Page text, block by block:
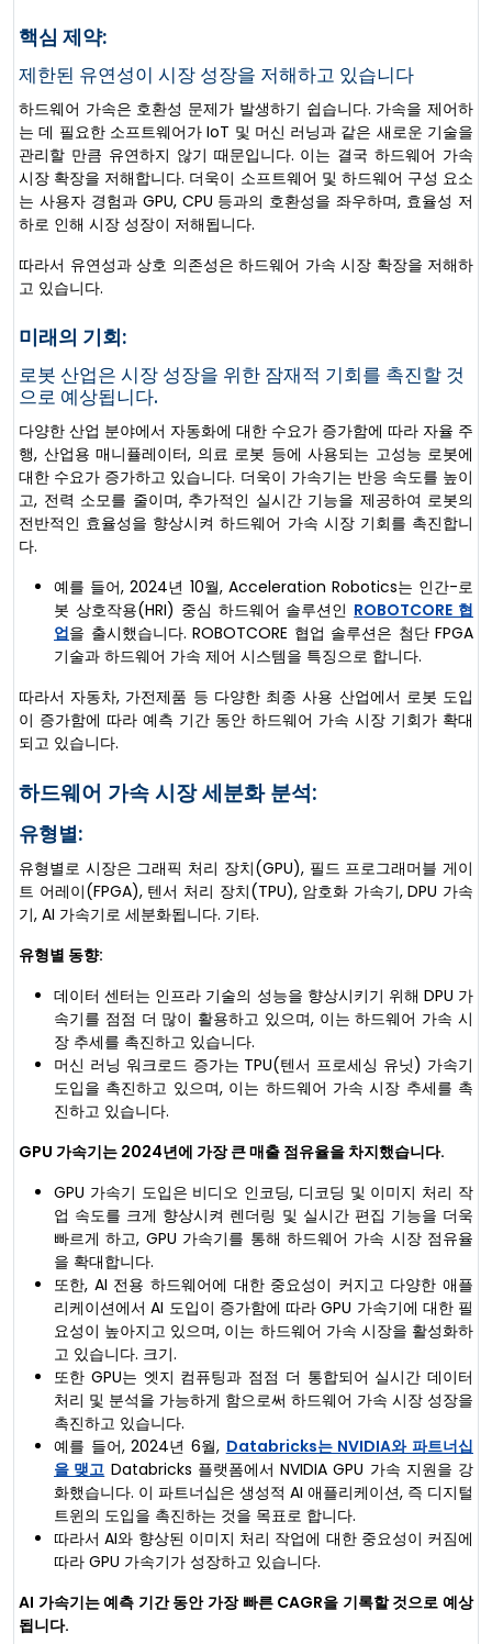
핵심 제약:
제한된 유연성이 시장 성장을 저해하고 있습니다
하드웨어 가속은 호환성 문제가 발생하기 쉽습니다. 가속을 제어하
는 ​​데 필요한 소프트웨어가 IoT 및 머신 러닝과 같은 새로운 기술을
관리할 만큼 유연하지 않기 때문입니다. 이는 결국 하드웨어 가속
시장 확장을 저해합니다. 더욱이 소프트웨어 및 하드웨어 구성 요소
는 사용자 경험과 GPU, CPU 등과의 호환성을 좌우하며, 효율성 저
하로 인해 시장 성장이 저해됩니다.
따라서 유연성과 상호 의존성은 하드웨어 가속 시장 확장을 저해하
고 있습니다.
미래의 기회:
로봇 산업은 시장 성장을 위한 잠재적 기회를 촉진할 것
으로 예상됩니다.
다양한 산업 분야에서 자동화에 대한 수요가 증가함에 따라 자율 주
행, 산업용 매니퓰레이터, 의료 로봇 등에 사용되는 고성능 로봇에
대한 수요가 증가하고 있습니다. 더욱이 가속기는 반응 속도를 높이
고, 전력 소모를 줄이며, 추가적인 실시간 기능을 제공하여 로봇의
전반적인 효율성을 향상시켜 하드웨어 가속 시장 기회를 촉진합니
다.
예를 들어, 2024년 10월, Acceleration Robotics는 인간-로
봇 상호작용(HRI) 중심 하드웨어 솔루션인 ROBOTCORE 협
업을 출시했습니다. ROBOTCORE 협업 솔루션은 첨단 FPGA
기술과 하드웨어 가속 제어 시스템을 특징으로 합니다.
따라서 자동차, 가전제품 등 다양한 최종 사용 산업에서 로봇 도입
이 증가함에 따라 예측 기간 동안 하드웨어 가속 시장 기회가 확대
되고 있습니다.
하드웨어 가속 시장 세분화 분석:
유형별:
유형별로 시장은 그래픽 처리 장치(GPU), 필드 프로그래머블 게이
트 어레이(FPGA), 텐서 처리 장치(TPU), 암호화 가속기, DPU 가속
기, AI 가속기로 세분화됩니다. 기타.
유형별 동향:
데이터 센터는 인프라 기술의 성능을 향상시키기 위해 DPU 가
속기를 점점 더 많이 활용하고 있으며, 이는 하드웨어 가속 시
장 추세를 촉진하고 있습니다.
머신 러닝 워크로드 증가는 TPU(텐서 프로세싱 유닛) 가속기
도입을 촉진하고 있으며, 이는 하드웨어 가속 시장 추세를 촉
진하고 있습니다.
GPU 가속기는 2024년에 가장 큰 매출 점유율을 차지했습니다.
GPU 가속기 도입은 비디오 인코딩, 디코딩 및 이미지 처리 작
업 속도를 크게 향상시켜 렌더링 및 실시간 편집 기능을 더욱
빠르게 하고, GPU 가속기를 통해 하드웨어 가속 시장 점유율
을 확대합니다.
또한, AI 전용 하드웨어에 대한 중요성이 커지고 다양한 애플
리케이션에서 AI 도입이 증가함에 따라 GPU 가속기에 대한 필
요성이 높아지고 있으며, 이는 하드웨어 가속 시장을 활성화하
고 있습니다. 크기.
또한 GPU는 엣지 컴퓨팅과 점점 더 통합되어 실시간 데이터
처리 및 분석을 가능하게 함으로써 하드웨어 가속 시장 성장을
촉진하고 있습니다.
예를 들어, 2024년 6월, Databricks는 NVIDIA와 파트너십
을 맺고 Databricks 플랫폼에서 NVIDIA GPU 가속 지원을 강
화했습니다. 이 파트너십은 생성적 AI 애플리케이션, 즉 디지털
트윈의 도입을 촉진하는 것을 목표로 합니다.
따라서 AI와 향상된 이미지 처리 작업에 대한 중요성이 커짐에
따라 GPU 가속기가 성장하고 있습니다.
AI 가속기는 예측 기간 동안 가장 빠른 CAGR을 기록할 것으로 예상
됩니다.